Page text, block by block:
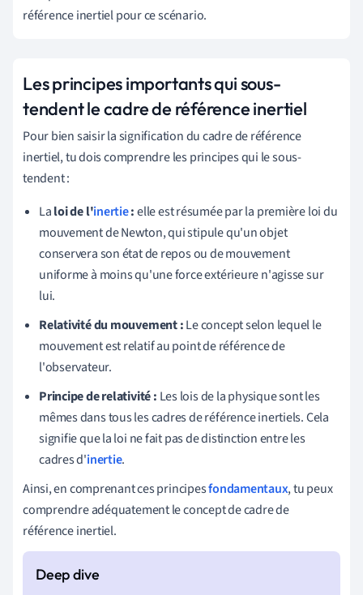
référence inertiel pour ce scénario.
Les principes importants qui sous-
tendent le cadre de référence inertiel
Pour bien saisir la signification du cadre de référence
inertiel, tu dois comprendre les principes qui le sous-
tendent :
Laloi de l'inertie:elle est résumée par la première loi du
mouvement de Newton, qui stipule qu'un objet
conservera son état de repos ou de mouvement
uniforme à moins qu'une force extérieure n'agisse sur
lui.
Relativité du mouvement :Le concept selon lequel le
mouvement est relatif au point de référence de
l'observateur.
Principe de relativité : Les lois de la physique sont les
mêmes dans tous les cadres de référence inertiels. Cela
signifie que la loi ne fait pas de distinction entre les
cadres d'inertie.
Ainsi, en comprenant ces principesfondamentaux, tu peux
comprendre adéquatement le concept de cadre de
référence inertiel.